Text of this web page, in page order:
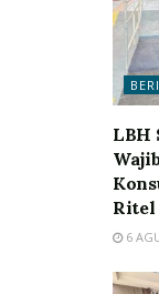
LBH
Ritel
6